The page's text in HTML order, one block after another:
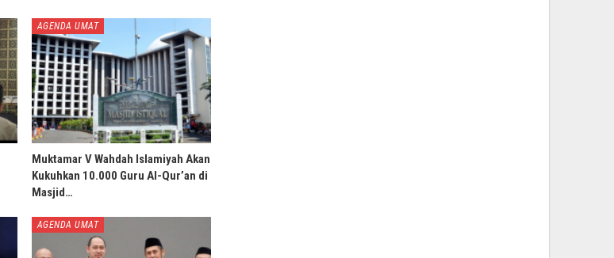
AGENDA UMAT
Muktamar V Wahdah Islamiyah Akan
Kukuhkan 10.000 Guru Al-Qur’an di
Masjid…
AGENDA UMAT